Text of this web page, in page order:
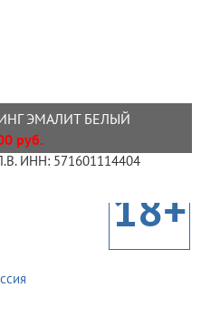
ЭМАЛИТ БЕЛЫЙ
руб.
ИНН: 571601114404
18+